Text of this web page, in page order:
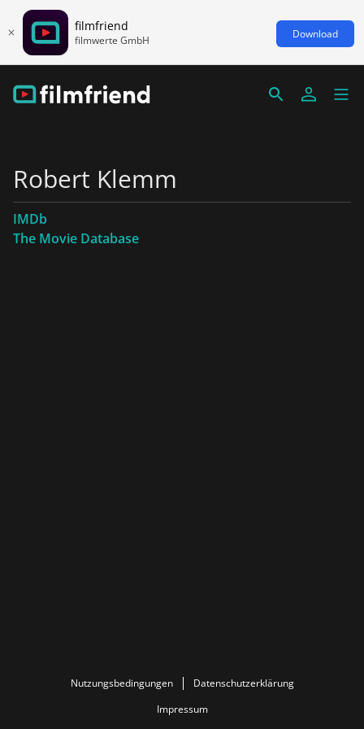
filmfriend
filmwerte GmbH Download
Robert Klemm
IMDb
The Movie Database
Nutzungsbedingungen
Datenschutzerklärung
Impressum